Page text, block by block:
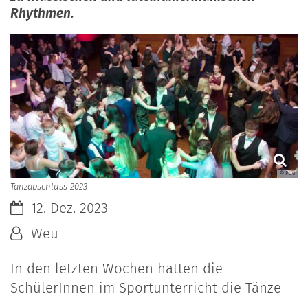
Rhythmen.
© Poe
Tanzabschluss 2023
Datum:12. Dez. 2023
Von:Weu
In den letzten Wochen hatten die
SchülerInnen im Sportunterricht die Tänze